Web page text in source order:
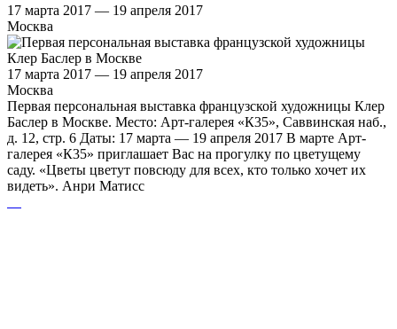
17 марта 2017 — 19 апреля 2017
Москва
17 марта 2017 — 19 апреля 2017
Москва
Первая персональная выставка французской художницы Клер
Баслер в Москве. Место: Арт-галерея «К35», Саввинская наб.,
д. 12, стр. 6 Даты: 17 марта — 19 апреля 2017 В марте Арт-
галерея «К35» приглашает Вас на прогулку по цветущему
саду. «Цветы цветут повсюду для всех, кто только хочет их
видеть». Анри Матисс